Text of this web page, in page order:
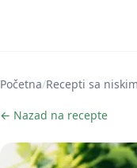
Početna/Recepti sa
← Nazad na recepte